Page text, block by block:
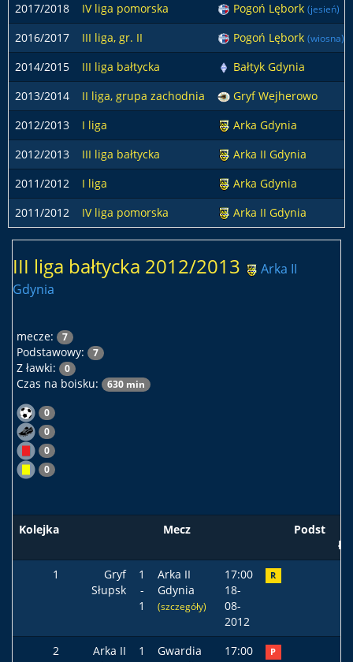
2017/2018
IV liga pomorska Pogoń Lębork (jesień)
2016/2017 III liga, gr. II Pogoń Lębork (wiosna)
2014/2015 III liga bałtycka
Bałtyk Gdynia
2013/2014
II liga, grupa zachodnia
Gryf Wejherowo
2012/2013
I liga
Arka Gdynia
2012/2013
III liga bałtycka
Arka II Gdynia
2011/2012
I liga
Arka Gdynia
2011/2012
IV liga pomorska Arka II Gdynia
III liga bałtycka 2012/2013
Arka II
Gdynia
mecze: 7
Podstawowy: 7
Z ławki: 0
Czas na boisku: 630 min
0
0
0
0
Kolejka Mecz Podst
1
Gryf
Słupsk
1
-
1
Arka II
Gdynia
(szczegóły)
17:00
18-
08-
2012
R
2
Arka II
1
Gwardia
17:00
P